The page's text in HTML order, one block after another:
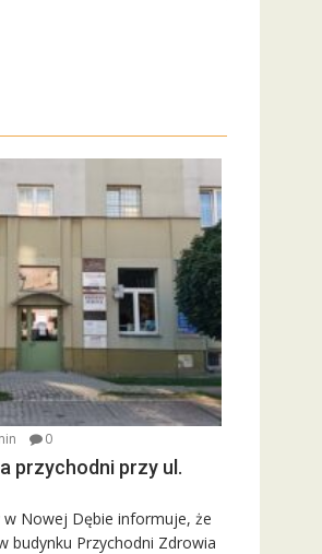
0
przychodni przy ul.
w Nowej Dębie informuje, że
budynku Przychodni Zdrowia